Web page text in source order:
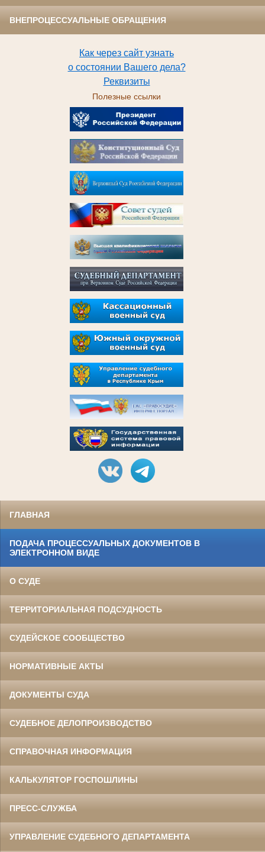
ВНЕПРОЦЕССУАЛЬНЫЕ ОБРАЩЕНИЯ
Как через сайт узнать
о состоянии Вашего дела?
Реквизиты
Полезные ссылки
ГЛАВНАЯ
ПОДАЧА ПРОЦЕССУАЛЬНЫХ ДОКУМЕНТОВ В
ЭЛЕКТРОННОМ ВИДЕ
О СУДЕ
ТЕРРИТОРИАЛЬНАЯ ПОДСУДНОСТЬ
СУДЕЙСКОЕ СООБЩЕСТВО
НОРМАТИВНЫЕ АКТЫ
ДОКУМЕНТЫ СУДА
СУДЕБНОЕ ДЕЛОПРОИЗВОДСТВО
СПРАВОЧНАЯ ИНФОРМАЦИЯ
КАЛЬКУЛЯТОР ГОСПОШЛИНЫ
ПРЕСС-СЛУЖБА
УПРАВЛЕНИЕ СУДЕБНОГО ДЕПАРТАМЕНТА